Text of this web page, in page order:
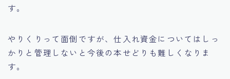
す。
やりくりって面倒ですが、仕入れ資金についてはしっ
かりと管理しないと今後の本せどりも難しくなりま
す。